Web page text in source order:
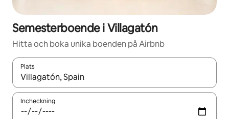
Semesterboende i Villagatón
Hitta och boka unika boenden på Airbnb
Plats
När resultaten är tillgängliga kan du navigera med upp- och
Incheckning